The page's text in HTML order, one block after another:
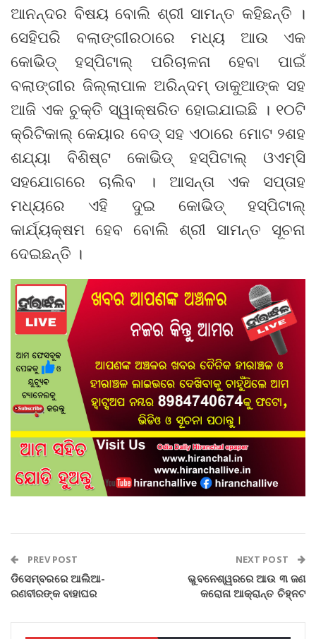
ଆନନ୍ଦର ବିଷୟ ବୋଲି ଶ୍ରୀ ସାମନ୍ତ କହିଛନ୍ତି ।
ସେହିପରି ବଲାଙ୍ଗୀରଠାରେ ମଧ୍ୟ ଆଉ ଏକ
କୋଭିଡ୍‍ ହସ୍‍ପିଟାଲ୍‍ ପରିଚାଳନା ହେବା ପାଇଁ
ବଲାଙ୍ଗୀର ଜିଲ୍ଲାପାଳ ଅରିନ୍ଦମ୍‍ ଡାକୁଆଙ୍କ ସହ
ଆଜି ଏକ ଚୁକ୍ତି ସ୍ୱାକ୍ଷରିତ ହୋଇଯାଇଛି । ୧୦ଟି
କ୍ରିଟିକାଲ୍‍ କେୟାର ବେଡ୍‍ ସହ ଏଠାରେ ମୋଟ ୨ଶହ
ଶଯ୍ୟା ବିଶିଷ୍ଟ କୋଭିଡ୍‍ ହସ୍‍ପିଟାଲ୍‍ ଓଏମ୍‍ସି
ସହଯୋଗରେ ଚାଲିବ । ଆସନ୍ତା ଏକ ସପ୍ତାହ
ମଧ୍ୟରେ ଏହି ଦୁଇ କୋଭିଡ୍‍ ହସ୍‍ପିଟାଲ୍‍
କାର୍ଯ୍ୟକ୍ଷମ ହେବ ବୋଲି ଶ୍ରୀ ସାମନ୍ତ ସୂଚନା
ଦେଇଛନ୍ତି ।
PREV POST
ଡିସେମ୍ବରରେ ଆଲିଆ-
ରଣବୀରଙ୍କ ବାହାଘର
NEXT POST
ଭୁବନେଶ୍ୱରରେ ଆଉ ୩ ଜଣ
କରୋନା ଆକ୍ରାନ୍ତ ଚିହ୍ନଟ